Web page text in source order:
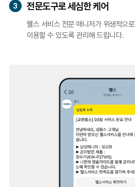
3 전문도구로 세심한 케어
웰스 서비스 전문 매니저가 위생적으로
이용할 수 있도록 관리해 드립니다.